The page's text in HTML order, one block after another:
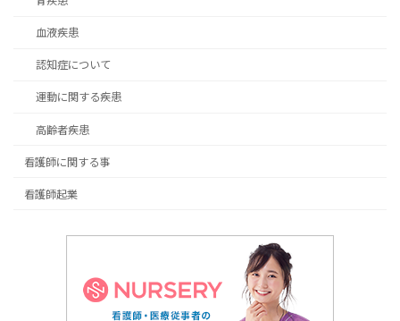
血液疾患
認知症について
運動に関する疾患
高齢者疾患
看護師に関する事
看護師起業